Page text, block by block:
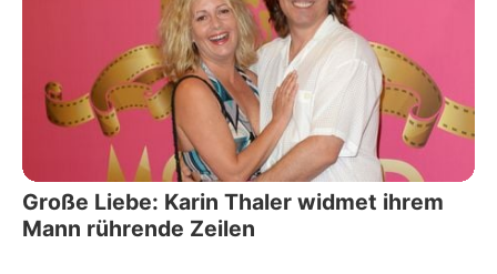
Große Liebe: Karin Thaler widmet ihrem
Mann rührende Zeilen